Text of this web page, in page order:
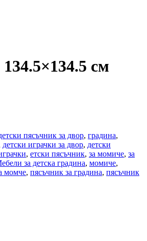
см
пясъчник за двор, градина,
детски играчки за двор, детски
, етски пясъчник, за момиче, за
за детска градина, момиче,
момче, пясъчник за градина, пясъчник